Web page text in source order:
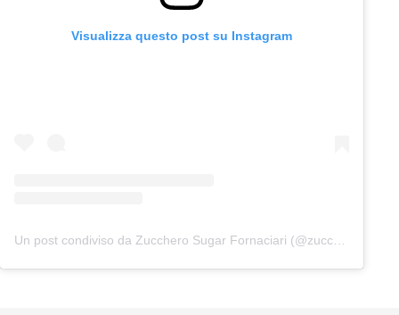
Visualizza questo post su Instagram